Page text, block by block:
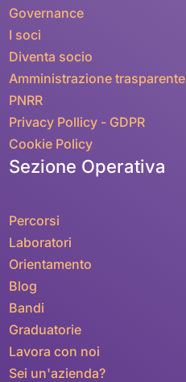
Governance
I soci
Diventa socio
Amministrazione trasparente
PNRR
Privacy Pollicy - GDPR
Cookie Policy
Sezione Operativa
Percorsi
Laboratori
Orientamento
Blog
Bandi
Graduatorie
Lavora con noi
Sei un'azienda?